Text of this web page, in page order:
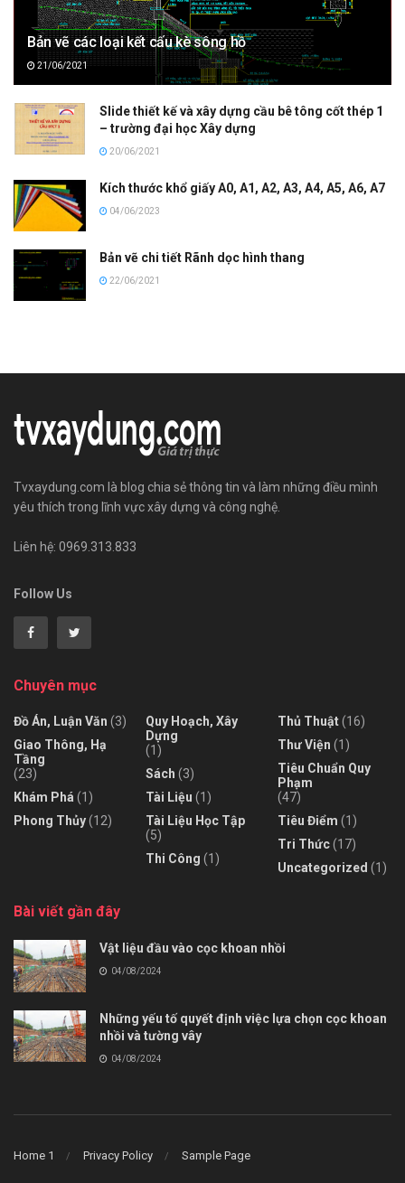
Bản vẽ các loại kết cấu kè sông hồ
21/06/2021
Slide thiết kế và xây dựng cầu bê tông cốt thép 1
– trường đại học Xây dựng
20/06/2021
Kích thước khổ giấy A0, A1, A2, A3, A4, A5, A6, A7
04/06/2023
Bản vẽ chi tiết Rãnh dọc hình thang
22/06/2021
Tvxaydung.com là blog chia sẻ thông tin và làm những điều mình
yêu thích trong lĩnh vực xây dựng và công nghệ.
Liên hệ: 0969.313.833
Follow Us
Chuyên mục
Đồ Án, Luận Văn (3)
Giao Thông, Hạ
Tầng
(23)
Khám Phá (1)
Phong Thủy(12)
Quy Hoạch, Xây
Dựng
(1)
Sách (3)
Tài Liệu (1)
Tài Liệu Học Tập
(5)
Thi Công (1)
Thủ Thuật(16)
Thư Viện (1)
Tiêu Chuẩn Quy
Phạm
(47)
Tiêu Điểm (1)
Tri Thức(17)
Uncategorized (1)
Bài viết gần đây
Vật liệu đầu vào cọc khoan nhồi
04/08/2024
Những yếu tố quyết định việc lựa chọn cọc khoan
nhồi và tường vây
04/08/2024
Home 1 Privacy Policy Sample Page